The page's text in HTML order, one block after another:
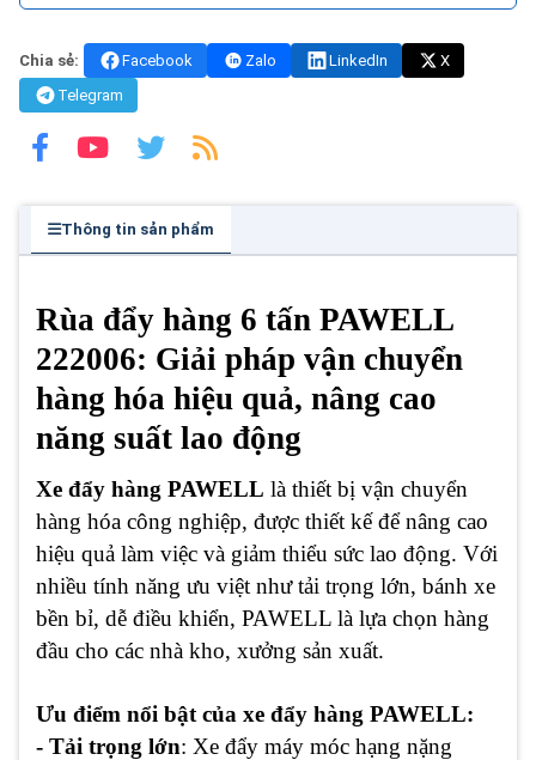
Chia sẻ: Facebook Zalo LinkedIn
X
Telegram
Thông tin sản phẩm
Rùa đẩy hàng 6 tấn PAWELL
222006: Giải pháp vận chuyển
hàng hóa hiệu quả, nâng cao
năng suất lao động
Xe đẩy hàng PAWELL là thiết bị vận chuyển
hàng hóa công nghiệp, được thiết kế để nâng cao
hiệu quả làm việc và giảm thiểu sức lao động. Với
nhiều tính năng ưu việt như tải trọng lớn, bánh xe
bền bỉ, dễ điều khiển, PAWELL là lựa chọn hàng
đầu cho các nhà kho, xưởng sản xuất.
Ưu điểm nổi bật của xe đẩy hàng PAWELL:
- Tải trọng lớn: Xe đẩy máy móc hạng nặng